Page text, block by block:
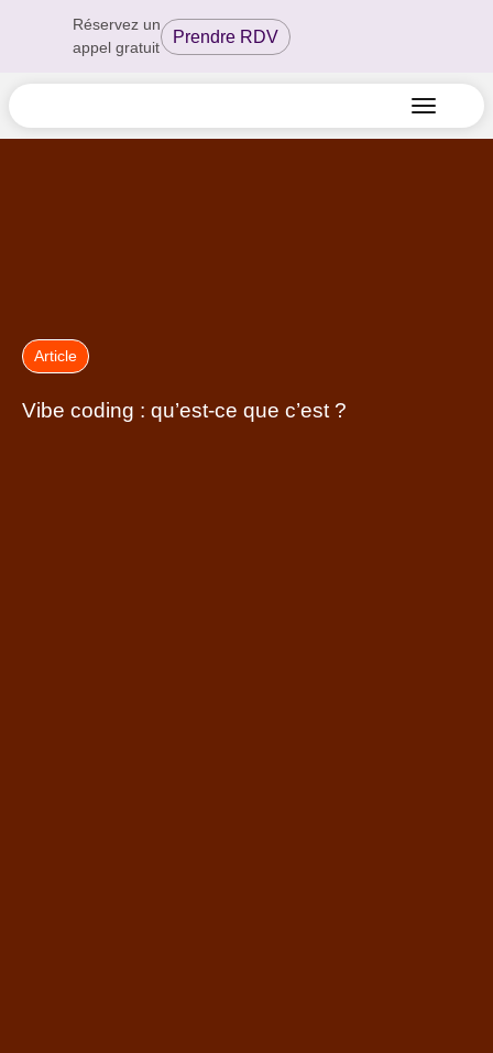
Réservez un
appel gratuit
Prendre RDV
Article
Vibe coding : qu’est-ce que c’est ?